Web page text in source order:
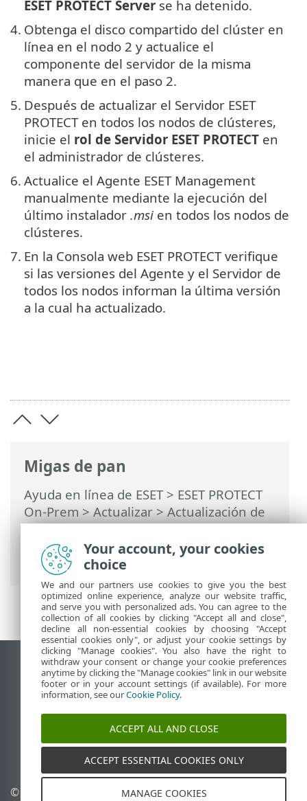
Migas de pan
Ayuda en línea de ESET> ESET PROTECT
On-Prem>Actualizar> Actualización de
ESET PROTECT On-Prem instalada en
clúster de conmutación por error en
Windows
ESET PROTECT Server se ha detenido.
4. Obtenga el disco compartido del clúster en
línea en el nodo 2 y actualice el
componente del servidor de la misma
manera que en el paso 2.
5. Después de actualizar el Servidor ESET
PROTECT en todos los nodos de clústeres,
inicie el rol de Servidor ESET PROTECT en
el administrador de clústeres.
6. Actualice el Agente ESET Management
manualmente mediante la ejecución del
último instalador .msi en todos los nodos de
clústeres.
7. En la Consola web ESET PROTECT verifique
si las versiones del Agente y el Servidor de
todos los nodos informan la última versión
a la cual ha actualizado.
Ver sitio del escritorio
End of Life
Base de conocimiento de ESET
Foro de ESET
ESET Status Portal
Soporte regional
© 1992 - 2026 ESET, spol. s
Administrar perfiles
Your account, your cookies
choice
We and our partners use cookies to give you the best
optimized online experience, analyze our website traffic,
and serve you with personalized ads. You can agree to the
collection of all cookies by clicking "Accept all and close",
decline all non-essential cookies by choosing "Accept
essential cookies only", or adjust your cookie settings by
clicking "Manage cookies". You also have the right to
withdraw your consent or change your cookie preferences
anytime by clicking the "Manage cookies" link in our website
footer or in your account settings (if available). For more
information, see ourCookie Policy.
ACCEPT ALL AND CLOSE
ACCEPT ESSENTIAL COOKIES ONLY
MANAGE COOKIES